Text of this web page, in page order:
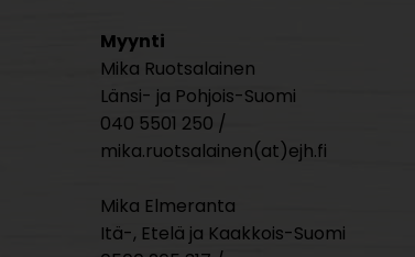
Myynti
Mika Ruotsalainen
Länsi- ja Pohjois-Suomi
040 5501 250 /
mika.ruotsalainen(at)ejh.fi
Mika Elmeranta
Itä-, Etelä ja Kaakkois-Suomi